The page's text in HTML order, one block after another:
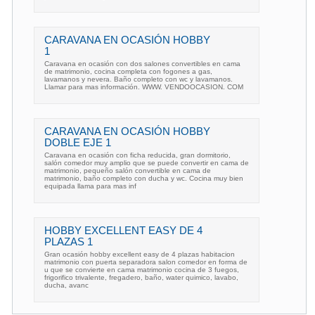
CARAVANA EN OCASIÓN HOBBY
1
Caravana en ocasión con dos salones convertibles en cama
de matrimonio, cocina completa con fogones a gas,
lavamanos y nevera. Baño completo con wc y lavamanos.
Llamar para mas información. WWW. VENDOOCASION. COM
CARAVANA EN OCASIÓN HOBBY
DOBLE EJE 1
Caravana en ocasión con ficha reducida, gran dormitorio,
salón comedor muy amplio que se puede convertir en cama de
matrimonio, pequeño salón convertible en cama de
matrimonio, baño completo con ducha y wc. Cocina muy bien
equipada llama para mas inf
HOBBY EXCELLENT EASY DE 4
PLAZAS 1
Gran ocasión hobby excellent easy de 4 plazas habitacion
matrimonio con puerta separadora salon comedor en forma de
u que se convierte en cama matrimonio cocina de 3 fuegos,
frigorifico trivalente, fregadero, baño, water quimico, lavabo,
ducha, avanc